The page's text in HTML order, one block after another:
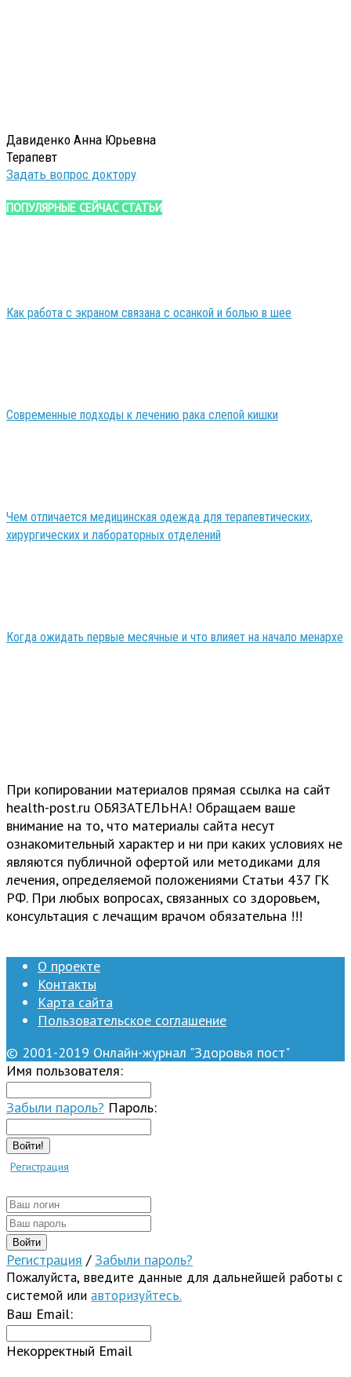
Давиденко Анна Юрьевна
Терапевт
Задать вопрос доктору
ПОПУЛЯРНЫЕ СЕЙЧАС СТАТЬИ
Как работа с экраном связана с осанкой и болью в шее
Современные подходы к лечению рака слепой кишки
Чем отличается медицинская одежда для терапевтических,
хирургических и лабораторных отделений
Когда ожидать первые месячные и что влияет на начало менархе
При копировании материалов прямая ссылка на сайт
health-post.ru ОБЯЗАТЕЛЬНА! Обращаем ваше
внимание на то, что материалы сайта несут
ознакомительный характер и ни при каких условиях не
являются публичной офертой или методиками для
лечения, определяемой положениями Статьи 437 ГК
РФ. При любых вопросах, связанных со здоровьем,
консультация с лечащим врачом обязательна !!!
О проекте
Контакты
Карта сайта
Пользовательское соглашение
© 2001-2019 Онлайн-журнал "Здоровья пост"
Имя пользователя:
Забыли пароль? Пароль:
Войти!
Регистрация
Регистрация / Забыли пароль?
Пожалуйста, введите данные для дальнейшей работы с
системой или авторизуйтесь.
Ваш Email:
Некорректный Email